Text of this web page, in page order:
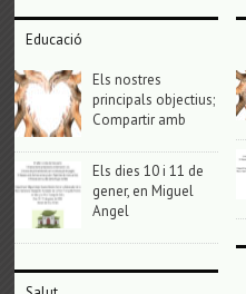
Educació
Els nostres
principals objectius;
Compartir amb
Els dies 10 i 11 de
gener, en Miguel
Angel